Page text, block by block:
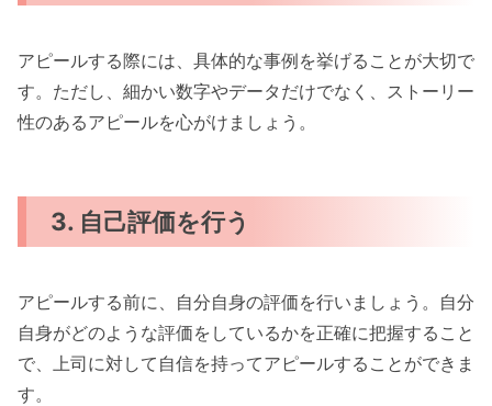
アピールする際には、具体的な事例を挙げることが大切で
す。ただし、細かい数字やデータだけでなく、ストーリー
性のあるアピールを心がけましょう。
3. 自己評価を行う
アピールする前に、自分自身の評価を行いましょう。自分
自身がどのような評価をしているかを正確に把握すること
で、上司に対して自信を持ってアピールすることができま
す。